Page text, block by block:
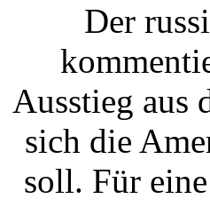
Der
Ausstieg aus
sich die
soll. Für